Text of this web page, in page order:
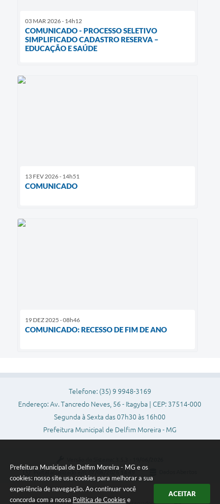
Prefeitura Municipal de Delfim Moreira - MG e os
cookies: nosso site usa cookies para melhorar a sua
experiência de navegação. Ao continuar você
concorda com a nossa Política de Cookies e
ACEITAR
03 MAR 2026 - 14h12
COMUNICADO - PROCESSO SELETIVO
SIMPLIFICADO CADASTRO RESERVA –
EDUCAÇÃO E SAÚDE
13 FEV 2026 - 14h51
COMUNICADO
19 DEZ 2025 - 08h46
COMUNICADO: RECESSO DE FIM DE ANO
Telefone: (35) 9 9948-3169
Endereço: Av. Tancredo Neves, 56 - Itagyba | CEP: 37514-000
Segunda à Sexta das 07h30 às 16h00
Prefeitura Municipal de Delfim Moreira - MG
Portal atualizado em: